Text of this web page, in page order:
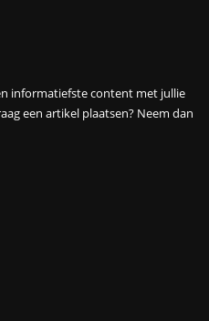
informatiefste content met jullie
een artikel plaatsen? Neem dan